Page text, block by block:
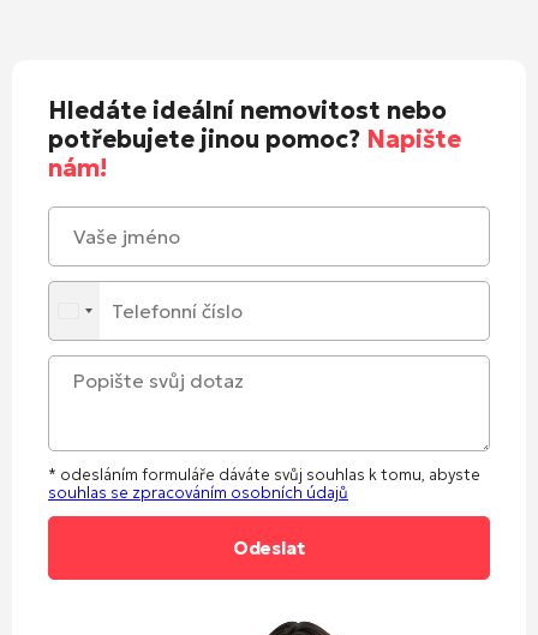
Hledáte ideální nemovitost nebo
potřebujete jinou pomoc? Napište
nám!
* odesláním formuláře dáváte svůj souhlas k tomu, abyste
souhlas se zpracováním osobních údajů